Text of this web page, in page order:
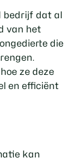
bedrijf dat al
van het
die
ze deze
en efficiënt
kan